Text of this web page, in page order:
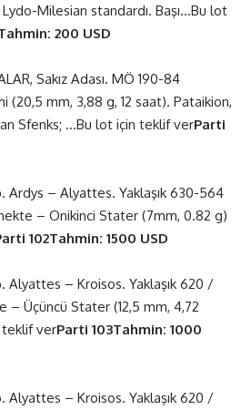
Milesian standardı. Başı…Bu lot
200 USD
Sakız Adası. MÖ 190-84
(20,5 mm, 3,88 g, 12 saat). Pataikion,
Sfenks; …Bu lot için teklif verParti
Ardys – Alyattes. Yaklaşık 630-564
– Onikinci Stater (7mm, 0.82 g)
102Tahmin: 1500 USD
Alyattes – Kroisos. Yaklaşık 620 /
– Üçüncü Stater (12,5 mm, 4,72
teklif verParti 103Tahmin: 1000
Alyattes – Kroisos. Yaklaşık 620 /